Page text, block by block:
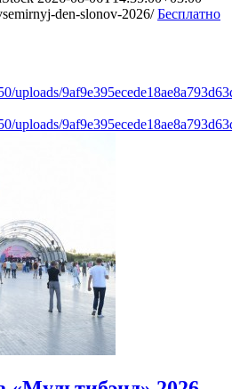
den-slonov-2026/ Бесплатно
uploads/
uploads/